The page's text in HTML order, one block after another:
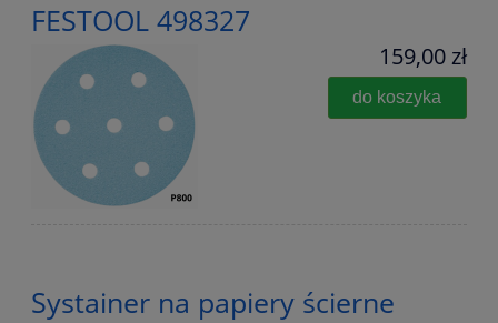
FESTOOL 498327
159,00 zł
do koszyka
Systainer na papiery ścierne